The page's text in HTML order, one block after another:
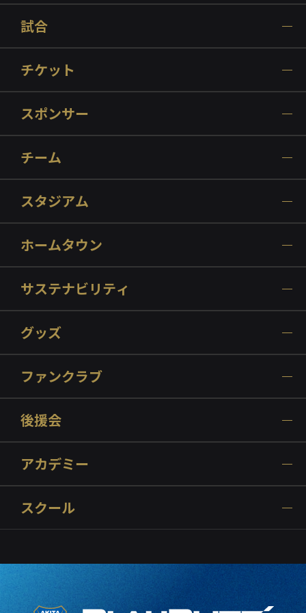
試合
チケット
スポンサー
チーム
スタジアム
ホームタウン
サステナビリティ
グッズ
ファンクラブ
後援会
アカデミー
スクール